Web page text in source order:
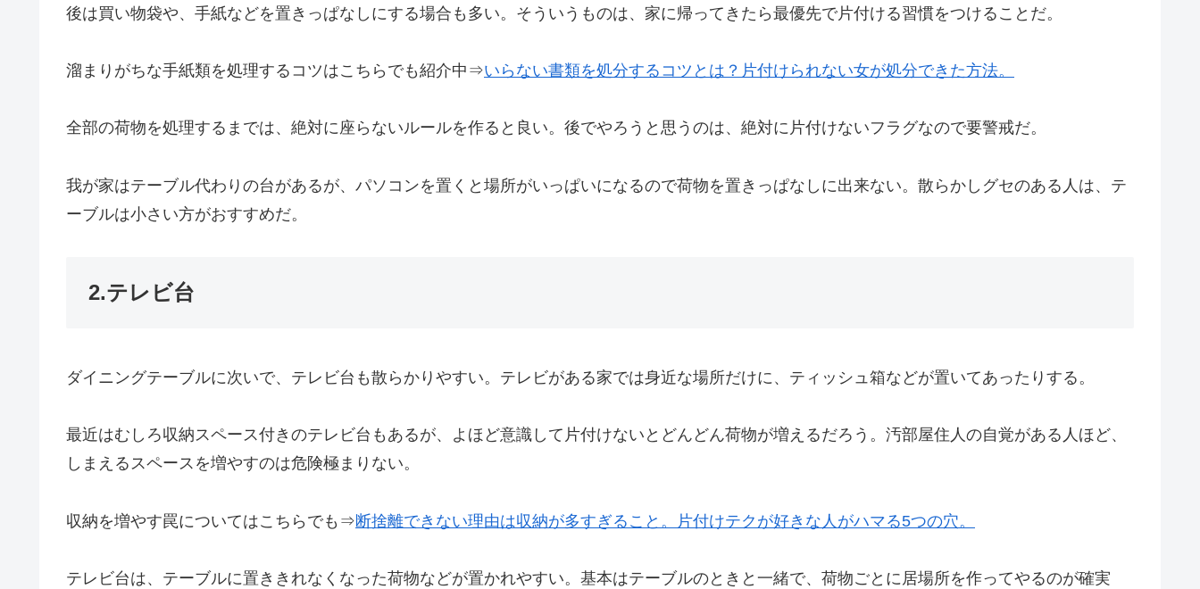
後は買い物袋や、手紙などを置きっぱなしにする場合も多い。そういうものは、家に帰ってきたら最優先で片付ける習慣をつけることだ。
溜まりがちな手紙類を処理するコツはこちらでも紹介中⇒いらない書類を処分するコツとは？片付けられない女が処分できた方法。
全部の荷物を処理するまでは、絶対に座らないルールを作ると良い。後でやろうと思うのは、絶対に片付けないフラグなので要警戒だ。
我が家はテーブル代わりの台があるが、パソコンを置くと場所がいっぱいになるので荷物を置きっぱなしに出来ない。散らかしグセのある人は、テ
ーブルは小さい方がおすすめだ。
2.テレビ台
ダイニングテーブルに次いで、テレビ台も散らかりやすい。テレビがある家では身近な場所だけに、ティッシュ箱などが置いてあったりする。
最近はむしろ収納スペース付きのテレビ台もあるが、よほど意識して片付けないとどんどん荷物が増えるだろう。汚部屋住人の自覚がある人ほど、
しまえるスペースを増やすのは危険極まりない。
収納を増やす罠についてはこちらでも⇒断捨離できない理由は収納が多すぎること。片付けテクが好きな人がハマる5つの穴。
テレビ台は、テーブルに置ききれなくなった荷物などが置かれやすい。基本はテーブルのときと一緒で、荷物ごとに居場所を作ってやるのが確実